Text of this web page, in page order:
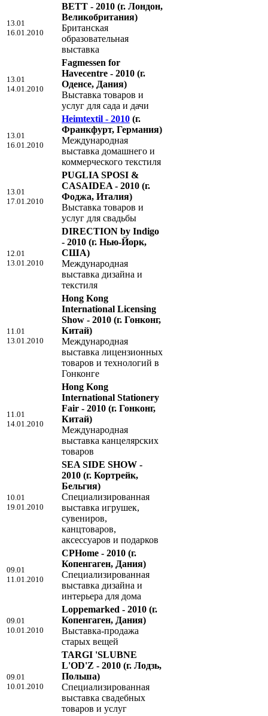
13.01
16.01.2010
BETT - 2010 (г. Лондон,
Великобритания)
Британская
образовательная
выставка
13.01
14.01.2010
Fagmessen for
Havecentre - 2010 (г.
Оденсе, Дания)
Выставка товаров и
услуг для сада и дачи
13.01
16.01.2010
Heimtextil - 2010 (г.
Франкфурт, Германия)
Международная
выставка домашнего и
коммерческого текстиля
13.01
17.01.2010
PUGLIA SPOSI &
CASAIDEA - 2010 (г.
Фоджа, Италия)
Выставка товаров и
услуг для свадьбы
12.01
13.01.2010
DIRECTION by Indigo
- 2010 (г. Нью-Йорк,
США)
Международная
выставка дизайна и
текстиля
11.01
13.01.2010
Hong Kong
International Licensing
Show - 2010 (г. Гонконг,
Китай)
Международная
выставка лицензионных
товаров и технологий в
Гонконге
11.01
14.01.2010
Hong Kong
International Stationery
Fair - 2010 (г. Гонконг,
Китай)
Международная
выставка канцелярских
товаров
10.01
19.01.2010
SEA SIDE SHOW -
2010 (г. Кортрейк,
Бельгия)
Специализированная
выставка игрушек,
сувениров,
канцтоваров,
аксессуаров и подарков
09.01
11.01.2010
CPHome - 2010 (г.
Копенгаген, Дания)
Специализированная
выставка дизайна и
интерьера для дома
09.01
10.01.2010
Loppemarked - 2010 (г.
Копенгаген, Дания)
Выставка-продажа
старых вещей
09.01
10.01.2010
TARGI 'SLUBNE
L'OD'Z - 2010 (г. Лодзь,
Польша)
Специализированная
выставка свадебных
товаров и услуг